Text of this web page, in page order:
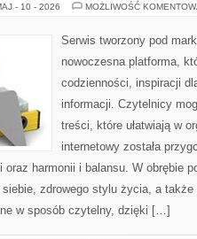
- 10 - 2026 MOŻLIWOŚĆ
Serwis tworzony pod
nowoczesna platforma,
codzienności, inspiracji
informacji. Czytelnicy
treści, które ułatwiają w
internetowy została
oraz harmonii i balansu. W obrębie
zdrowego stylu życia, a
w sposób czytelny, dzięki […]